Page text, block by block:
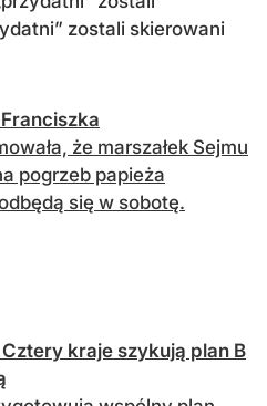
zostali skierowani
że marszałek Sejmu
pogrzeb papieża
się w sobotę.
Cztery kraje szykują plan B